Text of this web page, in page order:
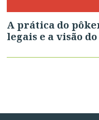
A prática do
legais e a visão